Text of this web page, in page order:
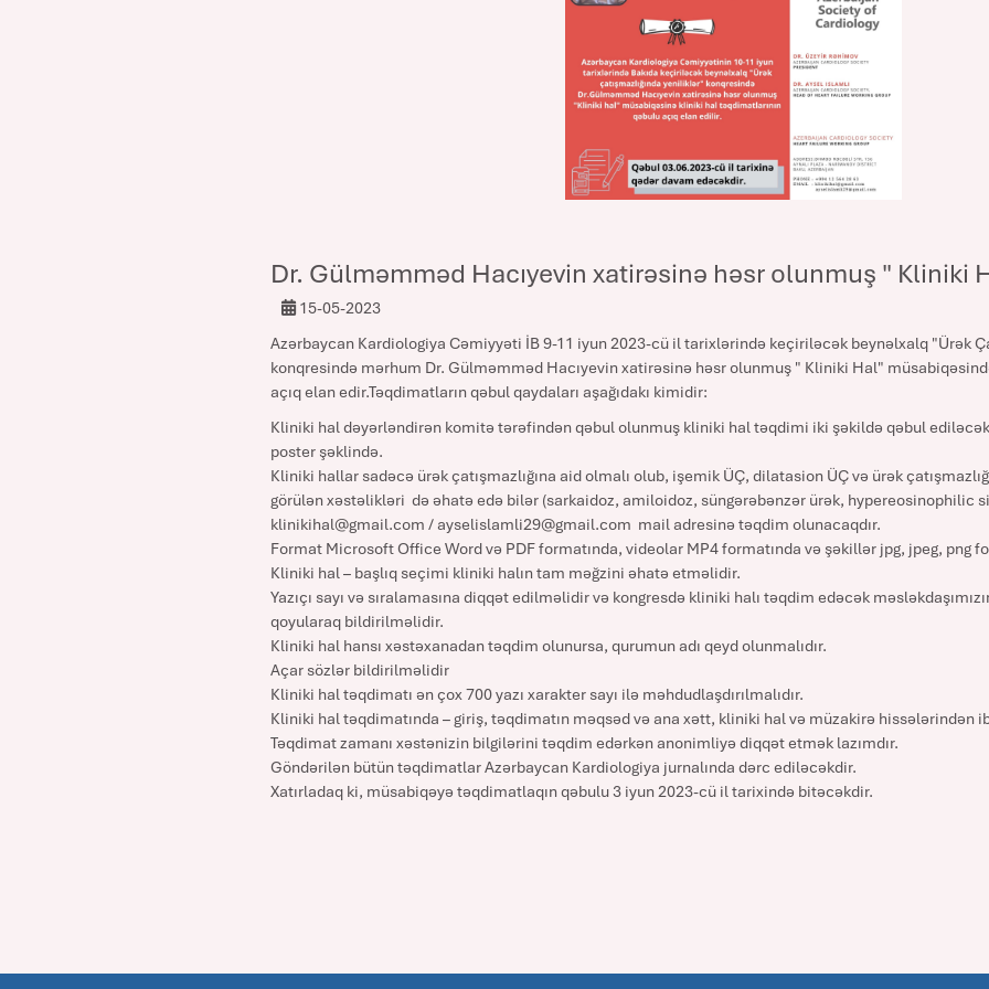
Dr. Gülməmməd Hacıyevin xatirəsinə həsr olunmuş " Kliniki
15-05-2023
Azərbaycan Kardiologiya Cəmiyyəti İB 9-11 iyun 2023-cü il tarixlərində keçiriləcək beynəlxalq "Ürək
konqresində mərhum Dr. Gülməmməd Hacıyevin xatirəsinə həsr olunmuş " Kliniki Hal"
açıq elan edir.Təqdimatların qəbul qaydaları aşağıdakı kimidir:
Kliniki hal dəyərləndirən komitə tərəfindən qəbul olunmuş kliniki hal təqdimi iki şəkildə qəbul
poster şəklində.
Kliniki hallar sadəcə ürək çatışmazlığına aid olmalı olub, işemik ÜÇ, dilatasion ÜÇ və ürək
görülən xəstəlikləri də əhatə edə bilər (sarkaidoz, amiloidoz, süngərəbənzər ürək, hypereosinophilic
klinikihal@gmail.com / ayselislamli29@gmail.com mail adresinə təqdim olunacaqdır.
Format Microsoft Office Word və PDF formatında, videolar MP4 formatında və şəkillər jpg, jpeg, png
Kliniki hal – başlıq seçimi kliniki halın tam məğzini əhatə etməlidir.
Yazıçı sayı və sıralamasına diqqət edilməlidir və kongresdə kliniki halı təqdim edəcək
qoyularaq bildirilməlidir.
Kliniki hal hansı xəstəxanadan təqdim olunursa, qurumun adı qeyd olunmalıdır.
Açar sözlər bildirilməlidir
Kliniki hal təqdimatı ən çox 700 yazı xarakter sayı ilə məhdudlaşdırılmalıdır.
Kliniki hal təqdimatında – giriş, təqdimatın məqsəd və ana xətt, kliniki hal və müzakirə hissələrindən
Təqdimat zamanı xəstənizin bilgilərini təqdim edərkən anonimliyə diqqət etmək lazımdır.
Göndərilən bütün təqdimatlar Azərbaycan Kardiologiya jurnalında dərc ediləcəkdir.
Xatırladaq ki, müsabiqəyə təqdimatlaqın qəbulu 3 iyun 2023-cü il tarixində bitəcəkdir.